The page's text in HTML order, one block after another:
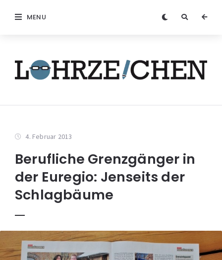
MENU
4. Februar 2013
Berufliche Grenzgänger in
der Euregio: Jenseits der
Schlagbäume